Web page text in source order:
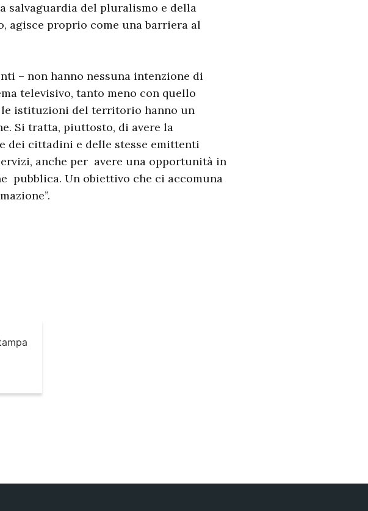
salvaguardia del pluralismo e della
agisce proprio come una barriera al
– non hanno nessuna intenzione di
televisivo, tanto meno con quello
istituzioni del territorio hanno un
Si tratta, piuttosto, di avere la
dei cittadini e delle stesse emittenti
anche per avere una opportunità in
pubblica. Un obiettivo che ci accomuna